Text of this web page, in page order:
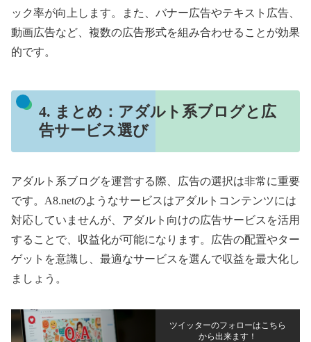
ック率が向上します。また、バナー広告やテキスト広告、
動画広告など、複数の広告形式を組み合わせることが効果
的です。
4. まとめ：アダルト系ブログと広
告サービス選び
アダルト系ブログを運営する際、広告の選択は非常に重要
です。A8.netのようなサービスはアダルトコンテンツには
対応していませんが、アダルト向けの広告サービスを活用
することで、収益化が可能になります。広告の配置やター
ゲットを意識し、最適なサービスを選んで収益を最大化し
ましょう。
ツイッターのフォローはこちら
から出来ます！